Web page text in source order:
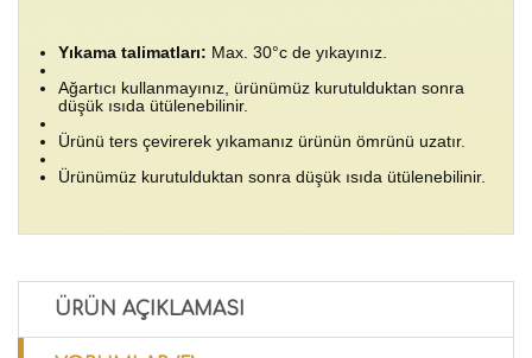
Yıkama talimatları: Max. 30°c de yıkayınız.
Ağartıcı kullanmayınız, ürünümüz kurutulduktan sonra
düşük ısıda ütülenebilinir.
Ürünü ters çevirerek yıkamanız ürünün ömrünü uzatır.
Ürünümüz kurutulduktan sonra düşük ısıda ütülenebilinir.
ÜRÜN AÇIKLAMASI